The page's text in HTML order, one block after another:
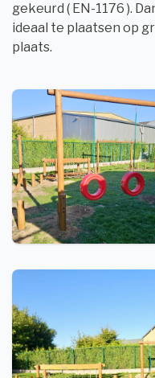
gekeurd ( EN-1176 ).
ideaal te plaatsen op
plaats.